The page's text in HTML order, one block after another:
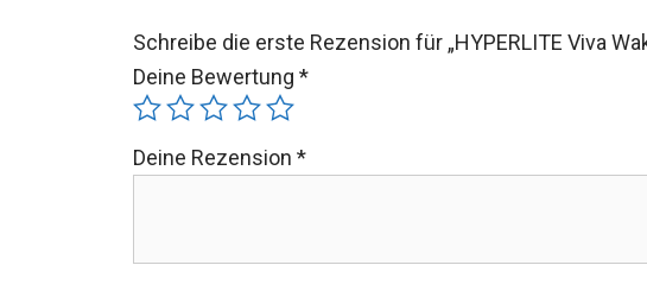
Schreibe die erste Rezension für „HYPERLITE Viva
Deine Bewertung *
Deine Rezension *